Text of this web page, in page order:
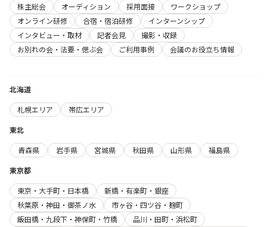
株主総会
オーディション 採用面接
ワークショップ
オンライン研修
合宿・宿泊研修
インターンシップ
インタビュー・取材
記者会見
撮影・収録
お別れの会・法要・偲ぶ会
ご利用事例 会議のお役立ち情報
北海道
札幌エリア
帯広エリア
東北
青森県
岩手県 宮城県 秋田県 山形県
福島県
東京都
東京・大手町・日本橋
新橋・有楽町・銀座
秋葉原・神田・御茶ノ水
市ヶ谷・四ツ谷・麹町
飯田橋・九段下・神保町・竹橋
品川・田町・浜松町